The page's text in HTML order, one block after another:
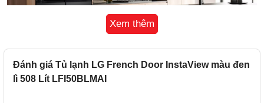
Xem thêm
Đánh giá Tủ lạnh LG French Door InstaView màu đen
lì 508 Lít LFI50BLMAI